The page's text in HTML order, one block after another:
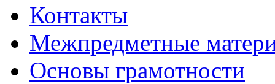
Контакты
Межпредметные
Основы грамотности